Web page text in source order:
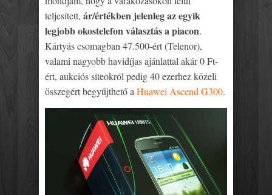
teljesített, ár/értékben jelenleg az egyik
legjobb okostelefon választás a piacon.
Kártyás csomagban 47.500-ért (Telenor),
valami nagyobb havidíjas ajánlattal akár 0 Ft-
ért, aukciós siteokról pedig 40 ezerhez közeli
összegért begyűjthető a Huawei Ascend G300.